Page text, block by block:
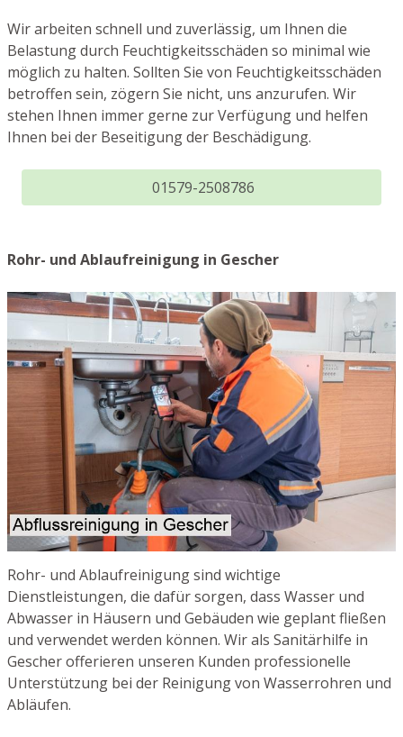
Wir arbeiten schnell und zuverlässig, um Ihnen die
Belastung durch Feuchtigkeitsschäden so minimal wie
möglich zu halten. Sollten Sie von Feuchtigkeitsschäden
betroffen sein, zögern Sie nicht, uns anzurufen. Wir
stehen Ihnen immer gerne zur Verfügung und helfen
Ihnen bei der Beseitigung der Beschädigung.
01579-2508786
Rohr- und Ablaufreinigung in Gescher
Rohr- und Ablaufreinigung sind wichtige
Dienstleistungen, die dafür sorgen, dass Wasser und
Abwasser in Häusern und Gebäuden wie geplant fließen
und verwendet werden können. Wir als Sanitärhilfe in
Gescher offerieren unseren Kunden professionelle
Unterstützung bei der Reinigung von Wasserrohren und
Abläufen.